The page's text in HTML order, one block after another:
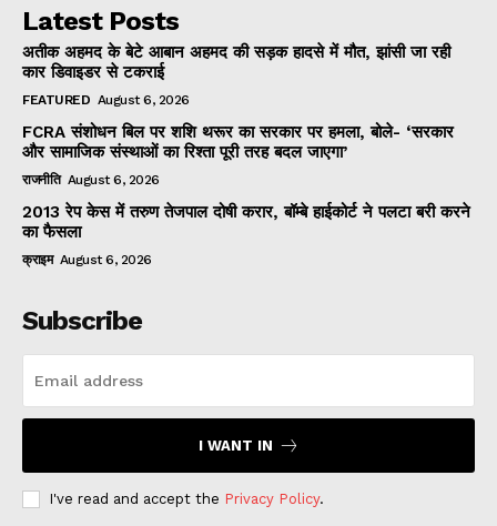
Latest Posts
अतीक अहमद के बेटे आबान अहमद की सड़क हादसे में मौत, झांसी जा रही
कार डिवाइडर से टकराई
FEATURED August 6, 2026
FCRA संशोधन बिल पर शशि थरूर का सरकार पर हमला, बोले- ‘सरकार
और सामाजिक संस्थाओं का रिश्ता पूरी तरह बदल जाएगा’
राजनीति August 6, 2026
2013 रेप केस में तरुण तेजपाल दोषी करार, बॉम्बे हाईकोर्ट ने पलटा बरी करने
का फैसला
क्राइम August 6, 2026
Subscribe
I WANT IN
I've read and accept the Privacy Policy.